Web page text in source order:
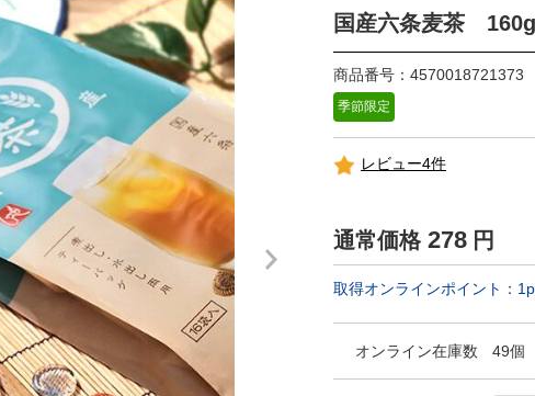
国産六条麦茶 160g
商品番号：4570018721373
季節限定
レビュー4件
通常価格 278 円
取得オンラインポイント： 1
オンライン在庫数 49個